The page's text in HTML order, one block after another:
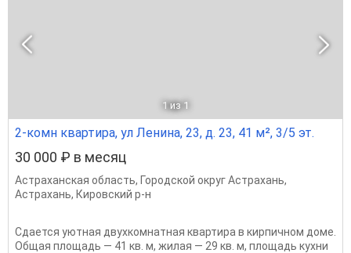
1 из 1
2-комн квартира, ул Ленина, 23, д. 23, 41 м², 3/5 эт.
30 000 ₽ в месяц
Астраханская область, Городской округ Астрахань,
Астрахань, Кировский р-н
Сдается уютная двухкомнатная квартира в кирпичном доме.
Общая площадь — 41 кв. м, жилая — 29 кв. м, площадь кухни